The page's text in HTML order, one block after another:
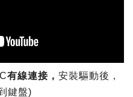
有線連接， 安裝驅動後，
鍵盤)